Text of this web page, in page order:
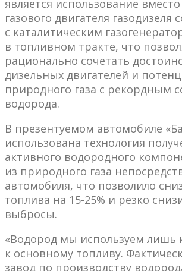
является использование
газового двигателя газодизеля
с каталитическим
в топливном тракте, что
рационально сочетать
дизельных двигателей и
природного газа с рекордным
водорода.
В презентуемом автомобиле
использована технология
активного водородного
из природного газа
автомобиля, что позволило
топлива на 15-25% и резко
выбросы.
«Водород мы используем лишь
к основному топливу.
завод по производству